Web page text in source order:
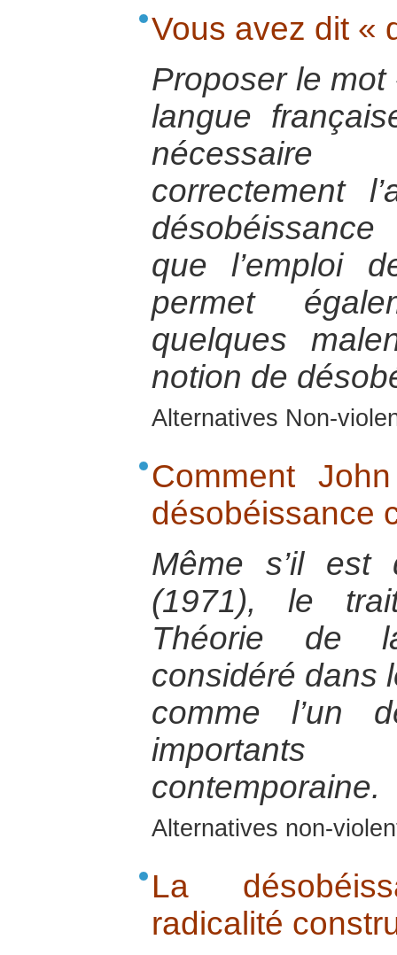
Vous avez dit «
Proposer le
langue
correctement
que l’emploi
permet
quelques
notion de
Alternatives Non-
Comment
désobéissance
Même s’il est
(1971), le
Théorie de
considéré dans
comme l’un
importants
contemporaine.
Alternatives non-
La
radicalité